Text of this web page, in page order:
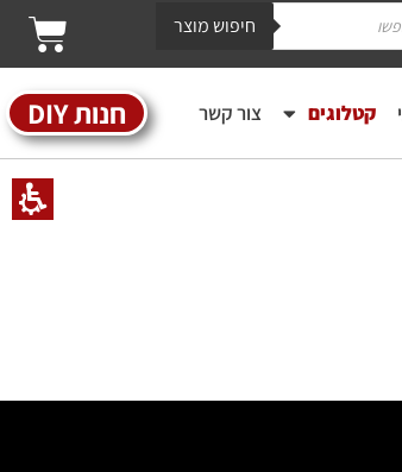
חיפוש מוצר
קטלוגים צור קשר חנות DIY